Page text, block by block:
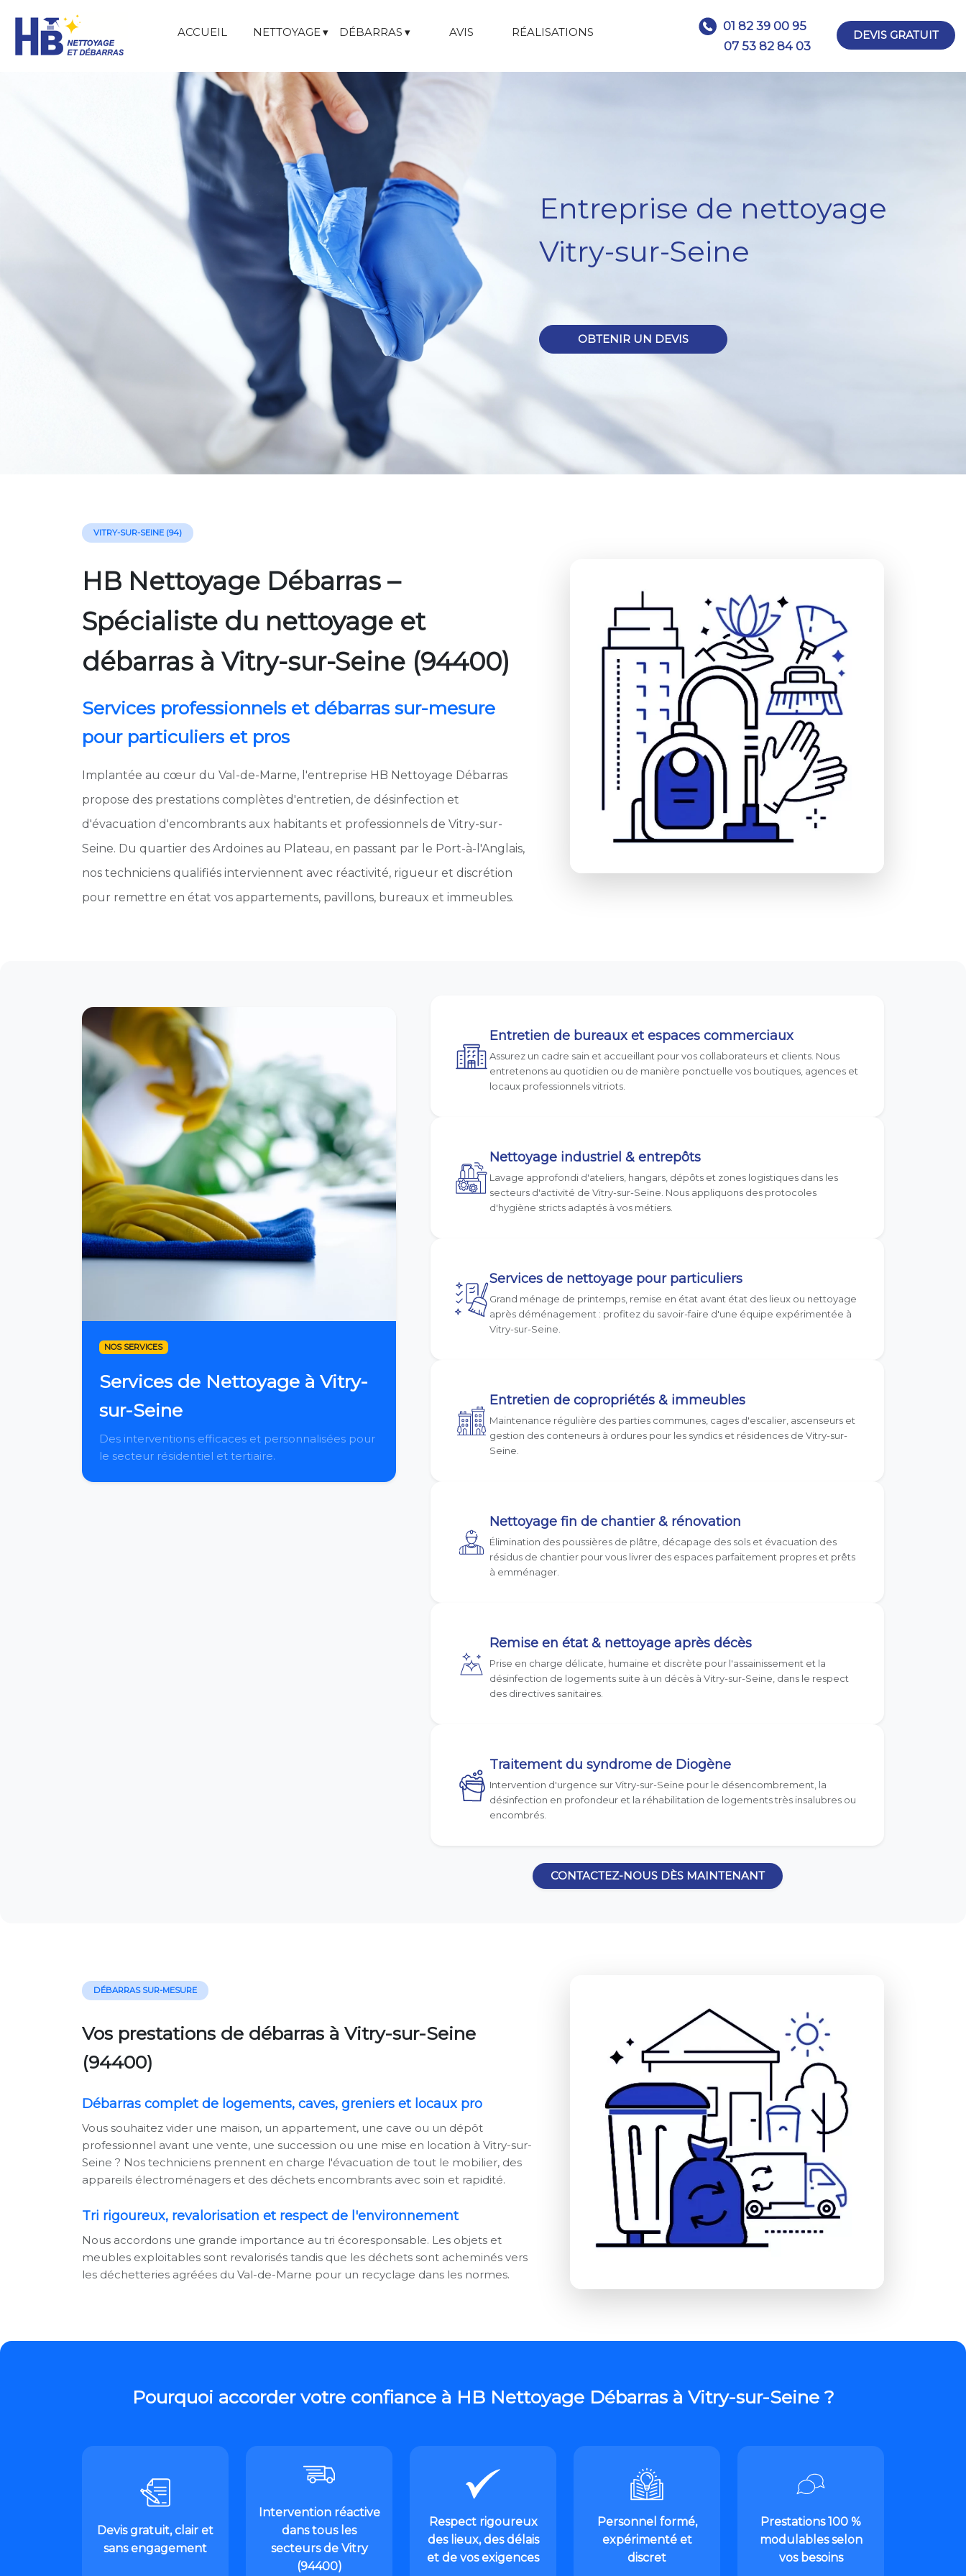
DEVIS GRATUIT
01 82 39 00 95
07 53 82 84 03
ACCUEIL NETTOYAGE DÉBARRAS AVIS RÉALISATIONS
Entreprise de nettoyage
Vitry-sur-Seine
OBTENIR UN DEVIS
VITRY-SUR-SEINE (94)
HB Nettoyage Débarras –
Spécialiste du nettoyage et
débarras à Vitry-sur-Seine (94400)
Services professionnels et débarras sur-mesure
pour particuliers et pros
Implantée au cœur du Val-de-Marne, l'entreprise HB Nettoyage Débarras
propose des prestations complètes d'entretien, de désinfection et
d'évacuation d'encombrants aux habitants et professionnels de Vitry-sur-
Seine. Du quartier des Ardoines au Plateau, en passant par le Port-à-l'Anglais,
nos techniciens qualifiés interviennent avec réactivité, rigueur et discrétion
pour remettre en état vos appartements, pavillons, bureaux et immeubles.
NOS SERVICES
Services de Nettoyage à Vitry-
sur-Seine
Des interventions efficaces et personnalisées pour
le secteur résidentiel et tertiaire.
Entretien de bureaux et espaces commerciaux
Assurez un cadre sain et accueillant pour vos collaborateurs et clients. Nous
entretenons au quotidien ou de manière ponctuelle vos boutiques, agences et
locaux professionnels vitriots.
Nettoyage industriel & entrepôts
Lavage approfondi d'ateliers, hangars, dépôts et zones logistiques dans les
secteurs d'activité de Vitry-sur-Seine. Nous appliquons des protocoles
d'hygiène stricts adaptés à vos métiers.
Services de nettoyage pour particuliers
Grand ménage de printemps, remise en état avant état des lieux ou nettoyage
après déménagement : profitez du savoir-faire d'une équipe expérimentée à
Vitry-sur-Seine.
Entretien de copropriétés & immeubles
Maintenance régulière des parties communes, cages d'escalier, ascenseurs et
gestion des conteneurs à ordures pour les syndics et résidences de Vitry-sur-
Seine.
Nettoyage fin de chantier & rénovation
Élimination des poussières de plâtre, décapage des sols et évacuation des
résidus de chantier pour vous livrer des espaces parfaitement propres et prêts
à emménager.
Remise en état & nettoyage après décès
Prise en charge délicate, humaine et discrète pour l'assainissement et la
désinfection de logements suite à un décès à Vitry-sur-Seine, dans le respect
des directives sanitaires.
Traitement du syndrome de Diogène
Intervention d'urgence sur Vitry-sur-Seine pour le désencombrement, la
désinfection en profondeur et la réhabilitation de logements très insalubres ou
encombrés.
CONTACTEZ-NOUS DÈS MAINTENANT
DÉBARRAS SUR-MESURE
Vos prestations de débarras à Vitry-sur-Seine
(94400)
Débarras complet de logements, caves, greniers et locaux pro
Vous souhaitez vider une maison, un appartement, une cave ou un dépôt
professionnel avant une vente, une succession ou une mise en location à Vitry-sur-
Seine ? Nos techniciens prennent en charge l'évacuation de tout le mobilier, des
appareils électroménagers et des déchets encombrants avec soin et rapidité.
Tri rigoureux, revalorisation et respect de l'environnement
Nous accordons une grande importance au tri écoresponsable. Les objets et
meubles exploitables sont revalorisés tandis que les déchets sont acheminés vers
les déchetteries agréées du Val-de-Marne pour un recyclage dans les normes.
Pourquoi accorder votre confiance à HB Nettoyage Débarras à Vitry-sur-Seine ?
Devis gratuit, clair et
sans engagement
Intervention réactive
dans tous les
secteurs de Vitry
(94400)
Respect rigoureux
des lieux, des délais
et de vos exigences
Personnel formé,
expérimenté et
discret
Prestations 100 %
modulables selon
vos besoins